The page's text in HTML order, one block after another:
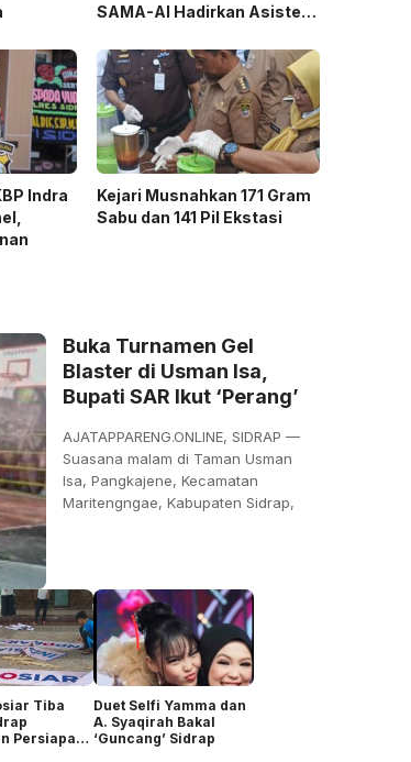
SAMA-AI Hadirkan Asisten
Indra
Kejari Musnahkan 171 Gram
Sabu dan 141 Pil Ekstasi
Buka Turnamen Gel
Blaster di Usman Isa,
Bupati SAR Ikut ‘Perang’
AJATAPPARENG.ONLINE, SIDRAP —
Suasana malam di Taman Usman
Isa, Pangkajene, Kecamatan
Maritengngae, Kabupaten Sidrap,
Tiba
Persiapan
Duet Selfi Yamma dan
A. Syaqirah Bakal
‘Guncang’ Sidrap